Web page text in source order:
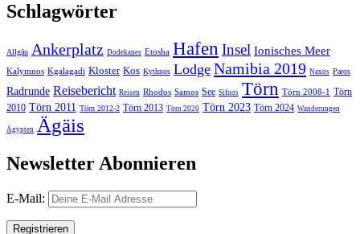
Schlagwörter
Allgäu Ankerplatz Dodekanes Etosha Hafen Insel Ionisches Meer
Kalymnos Kgalagadi Kloster Kos Kythnos Lodge Namibia 2019 Naxos Paros
Radrunde Reisebericht Reisen Rhodos Samos See Sifnos Törn Törn 2008-1 Törn
2010 Törn 2011 Törn 2012-2 Törn 2013 Törn 2020 Törn 2023 Törn 2024 Wanderungen
Ägypten Ägäis
Newsletter Abonnieren
E-Mail: